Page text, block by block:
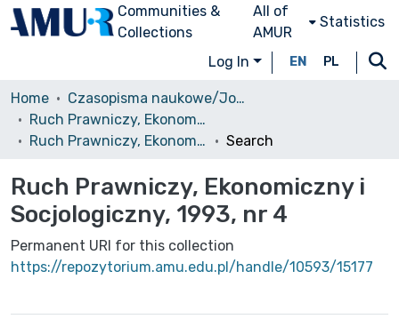
Communities &
Collections
All of
AMUR
Statistics
Log In EN PL
Home
Czasopisma naukowe/Journals
Ruch Prawniczy, Ekonomiczny i Socjologiczny
Ruch Prawniczy, Ekonomiczny i Socjologiczny, 1993, nr 4
Search
Ruch Prawniczy, Ekonomiczny i
Socjologiczny, 1993, nr 4
Permanent URI for this collection
https://repozytorium.amu.edu.pl/handle/10593/15177